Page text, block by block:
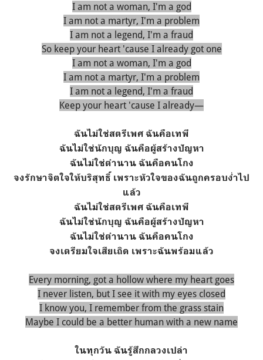
I am not a woman, I'm a god
I am not a martyr, I'm a problem
I am not a legend, I'm a fraud
So keep your heart 'cause I already got one
I am not a woman, I'm a god
I am not a martyr, I'm a problem
I am not a legend, I'm a fraud
Keep your heart 'cause I already—
ฉันไม่ใช่สตรีเพศ ฉันคือเทพี
ฉันไม่ใช่นักบุญ ฉันคือผู้สร้างปัญหา
ฉันไม่ใช่ตำนาน ฉันคือคนโกง
จงรักษาจิตใจให้บริสุทธิ์ เพราะหัวใจของฉันถูกครอบง่ำไป
แล้ว
ฉันไม่ใช่สตรีเพศ ฉันคือเทพี
ฉันไม่ใช่นักบุญ ฉันคือผู้สร้างปัญหา
ฉันไม่ใช่ตำนาน ฉันคือคนโกง
จงเตรียมใจเสียเถิด เพราะฉันพร้อมแล้ว
Every morning, got a hollow where my heart goes
I never listen, but I see it with my eyes closed
I know you, I remember from the grass stain
Maybe I could be a better human with a new name
ในทุกวัน ฉันรู้สึกกลวงเปล่า